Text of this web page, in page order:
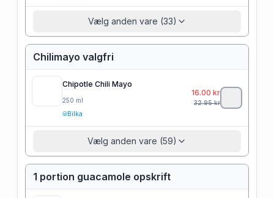
Vælg anden vare (33)
Chilimayo valgfri
Chipotle Chili Mayo
250 ml
Bilka
16.00 kr
32.95kr
Vælg anden vare (59)
1 portion guacamole opskrift